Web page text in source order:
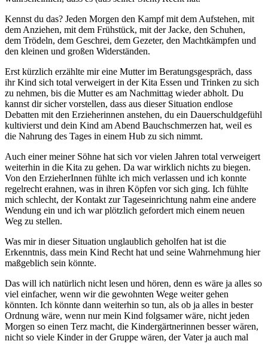
Kennst du das? Jeden Morgen den Kampf mit dem Aufstehen, mit
dem Anziehen, mit dem Frühstück, mit der Jacke, den Schuhen,
dem Trödeln, dem Geschrei, dem Gezeter, den Machtkämpfen und
den kleinen und großen Widerständen.
Erst kürzlich erzählte mir eine Mutter im Beratungsgespräch, dass
ihr Kind sich total verweigert in der Kita Essen und Trinken zu sich
zu nehmen, bis die Mutter es am Nachmittag wieder abholt. Du
kannst dir sicher vorstellen, dass aus dieser Situation endlose
Debatten mit den Erzieherinnen anstehen, du ein Dauerschuldgefühl
kultivierst und dein Kind am Abend Bauchschmerzen hat, weil es
die Nahrung des Tages in einem Hub zu sich nimmt.
Auch einer meiner Söhne hat sich vor vielen Jahren total verweigert
weiterhin in die Kita zu gehen. Da war wirklich nichts zu biegen.
Von den ErzieherInnen fühlte ich mich verlassen und ich konnte
regelrecht erahnen, was in ihren Köpfen vor sich ging. Ich fühlte
mich schlecht, der Kontakt zur Tageseinrichtung nahm eine andere
Wendung ein und ich war plötzlich gefordert mich einem neuen
Weg zu stellen.
Was mir in dieser Situation unglaublich geholfen hat ist die
Erkenntnis, dass mein Kind Recht hat und seine Wahrnehmung hier
maßgeblich sein könnte.
Das will ich natürlich nicht lesen und hören, denn es wäre ja alles so
viel einfacher, wenn wir die gewohnten Wege weiter gehen
könnten. Ich könnte dann weiterhin so tun, als ob ja alles in bester
Ordnung wäre, wenn nur mein Kind folgsamer wäre, nicht jeden
Morgen so einen Terz macht, die Kindergärtnerinnen besser wären,
nicht so viele Kinder in der Gruppe wären, der Vater ja auch mal